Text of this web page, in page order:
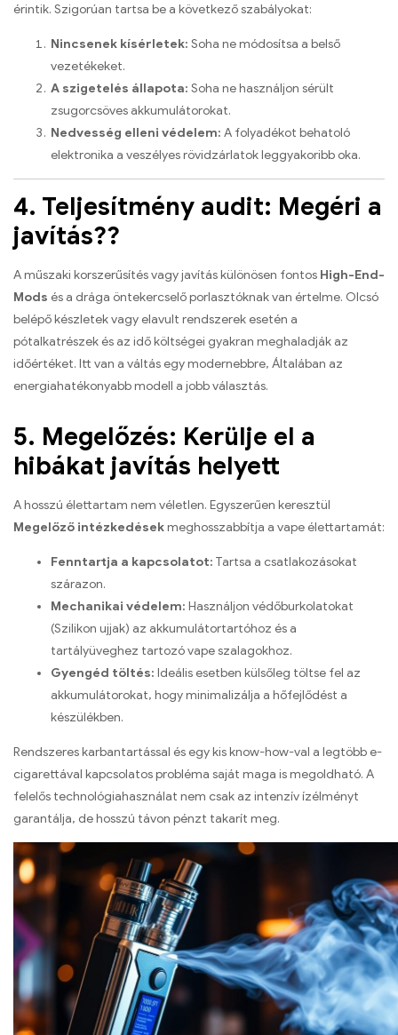
érintik. Szigorúan tartsa be a következő szabályokat:
Nincsenek kísérletek: Soha ne módosítsa a belső
vezetékeket.
A szigetelés állapota: Soha ne használjon sérült
zsugorcsöves akkumulátorokat.
Nedvesség elleni védelem: A folyadékot behatoló
elektronika a veszélyes rövidzárlatok leggyakoribb oka.
4. Teljesítmény audit: Megéri a
javítás??
A műszaki korszerűsítés vagy javítás különösen fontos High-End-
Mods és a drága öntekercselő porlasztóknak van értelme. Olcsó
belépő készletek vagy elavult rendszerek esetén a
pótalkatrészek és az idő költségei gyakran meghaladják az
időértéket. Itt van a váltás egy modernebbre, Általában az
energiahatékonyabb modell a jobb választás.
5. Megelőzés: Kerülje el a
hibákat javítás helyett
A hosszú élettartam nem véletlen. Egyszerűen keresztül
Megelőző intézkedésekmeghosszabbítja a vape élettartamát:
Fenntartja a kapcsolatot: Tartsa a csatlakozásokat
szárazon.
Mechanikai védelem: Használjon védőburkolatokat
(Szilikon ujjak) az akkumulátortartóhoz és a
tartályüveghez tartozó vape szalagokhoz.
Gyengéd töltés: Ideális esetben külsőleg töltse fel az
akkumulátorokat, hogy minimalizálja a hőfejlődést a
készülékben.
Rendszeres karbantartással és egy kis know-how-val a legtöbb e-
cigarettával kapcsolatos probléma saját maga is megoldható. A
felelős technológiahasználat nem csak az intenzív ízélményt
garantálja, de hosszú távon pénzt takarít meg.